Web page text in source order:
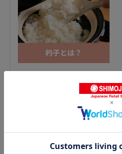
穴あきお玉の人気商品との比較